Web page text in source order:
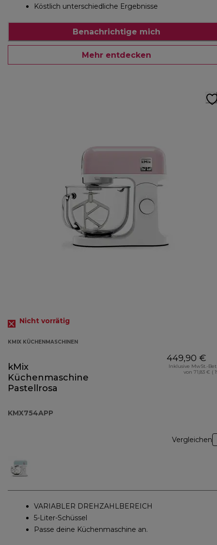
Köstlich unterschiedliche Ergebnisse
Benachrichtige mich
Mehr entdecken
Nicht vorrätig
KMIX KÜCHENMASCHINEN
kMix
Küchenmaschine
Pastellrosa
KMX754APP
449,90 €
Inklusive MwSt.-
von 71,83 € (
Vergleichen
VARIABLER DREHZAHLBEREICH
5-Liter-Schüssel
Passe deine Küchenmaschine an.